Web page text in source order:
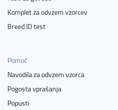
Komplet za odvzem vzorcev
Breed ID test
Pomoč
Navodila za odvzem vzorca
Pogosta vprašanja
Popusti